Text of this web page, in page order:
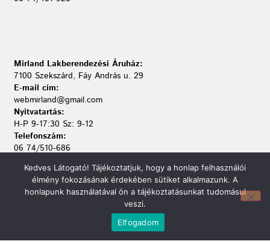
Kapcsolat
Mirland Lakberendezési Áruház:
7100 Szekszárd, Fáy András u. 29
E-mail cím:
webmirland@gmail.com
Nyitvatartás:
H-P 9-17:30 Sz: 9-12
Telefonszám:
06 74/510-686
Kedves Látogató! Tájékoztatjuk, hogy a honlap felhasználói
élmény fokozásának érdekében sütiket alkalmazunk. A
honlapunk használatával ön a tájékoztatásunkat tudomásul
veszi.
Elfogadom